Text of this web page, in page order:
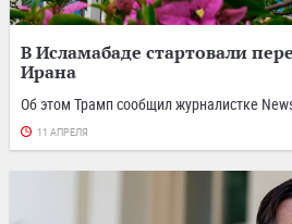
В Исламабаде стартовали
Ирана
Об этом Трамп сообщил журналистке
11 АПРЕЛЯ